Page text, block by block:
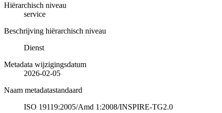
Hiërarchisch niveau
service
Beschrijving hiërarchisch niveau
Dienst
Metadata wijzigingsdatum
2026-02-05
Naam metadatastandaard
ISO 19119:2005/Amd 1:2008/INSPIRE-TG2.0